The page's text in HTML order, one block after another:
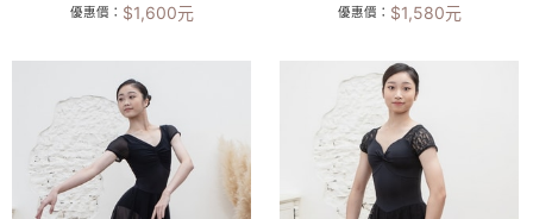
優惠價： $1,600元 優惠價： $1,580元